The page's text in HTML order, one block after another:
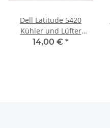
Dell Latitude 5420
Kühler und Lüfter
0463TY #3082
14,00 € *